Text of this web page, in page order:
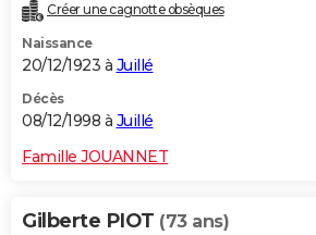
Créer une cagnotte obsèques
Naissance
20/12/1923 à Juillé
Décès
08/12/1998 à Juillé
Famille JOUANNET
Gilberte PIOT (73 ans)